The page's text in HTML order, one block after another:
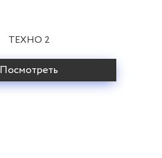
ТЕХНО 2
Посмотреть